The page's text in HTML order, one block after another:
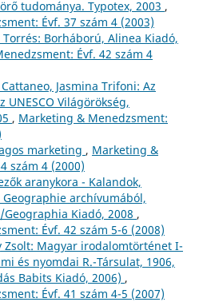
tudománya. Typotex, 2003 ,
Évf. 37 szám 4 (2003)
Borháború, Alinea Kiadó,
Évf. 42 szám 4
Jasmina Trifoni: Az
UNESCO Világörökség,
, Marketing & Menedzsment:
marketing , Marketing &
szám 4 (2000)
aranykora - Kalandok,
archívumából,
Kiadó, 2008 ,
Évf. 42 szám 5-6 (2008)
Zsolt: Magyar irodalomtörténet I-
és nyomdai R.-Társulat, 1906,
Babits Kiadó, 2006) ,
Évf. 41 szám 4-5 (2007)